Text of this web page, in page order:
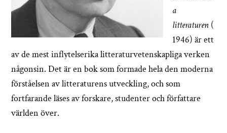
a
litteraturen (
1946) är ett
av de mest inflytelserika litteraturvetenskapliga verken
någonsin. Det är en bok som formade hela den moderna
förståelsen av litteraturens utveckling, och som
fortfarande läses av forskare, studenter och författare
världen över.